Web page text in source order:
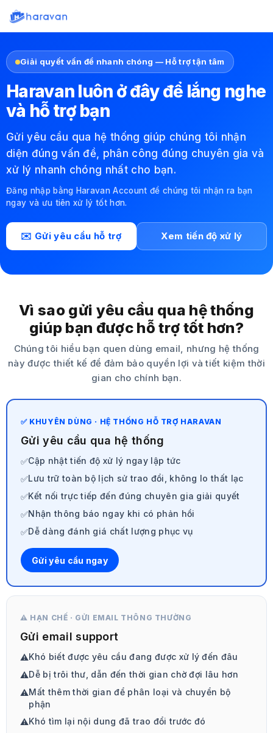
Giải quyết vấn đề nhanh chóng — Hỗ trợ tận tâm
Haravan luôn ở đây để lắng nghe
và hỗ trợ bạn
Gửi yêu cầu qua hệ thống giúp chúng tôi nhận
diện đúng vấn đề, phân công đúng chuyên gia và
xử lý nhanh chóng nhất cho bạn.
Đăng nhập bằng Haravan Account để chúng tôi nhận ra bạn
ngay và ưu tiên xử lý tốt hơn.
✉️ Gửi yêu cầu hỗ trợ Xem tiến độ xử lý
Vì sao gửi yêu cầu qua hệ thống
giúp bạn được hỗ trợ tốt hơn?
Chúng tôi hiểu bạn quen dùng email, nhưng hệ thống
này được thiết kế để đảm bảo quyền lợi và tiết kiệm thời
gian cho chính bạn.
✅ KHUYÊN DÙNG · HỆ THỐNG HỖ TRỢ HARAVAN
Gửi yêu cầu qua hệ thống
✅Cập nhật tiến độ xử lý ngay lập tức
✅Lưu trữ toàn bộ lịch sử trao đổi, không lo thất lạc
✅Kết nối trực tiếp đến đúng chuyên gia giải quyết
✅Nhận thông báo ngay khi có phản hồi
✅Dễ dàng đánh giá chất lượng phục vụ
Gửi yêu cầu ngay
⚠️ HẠN CHẾ · GỬI EMAIL THÔNG THƯỜNG
Gửi email support
⚠️Khó biết được yêu cầu đang được xử lý đến đâu
⚠️Dễ bị trôi thư, dẫn đến thời gian chờ đợi lâu hơn
⚠️Mất thêm thời gian để phân loại và chuyển bộ
phận
⚠️Khó tìm lại nội dung đã trao đổi trước đó